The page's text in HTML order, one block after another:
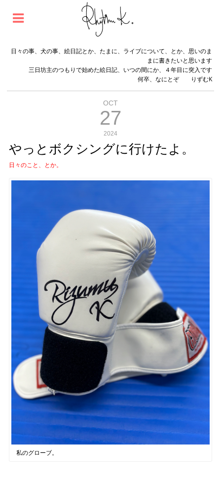
日々の事、犬の事、絵日記とか、たまに、ライブについて、とか、思いのま
まに書きたいと思います
三日坊主のつもりで始めた絵日記、いつの間にか、４年目に突入です
何卒、なにとぞ りずむK
OCT
27
2024
やっとボクシングに行けたよ。
日々のこと、とか。
私のグローブ。